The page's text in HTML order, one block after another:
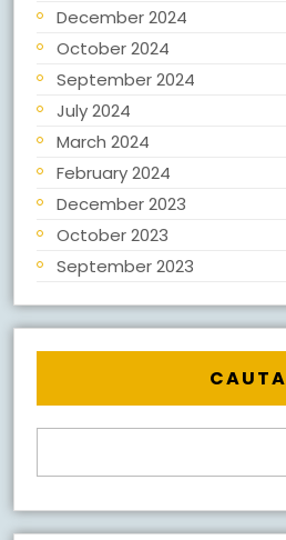
December 2024
October 2024
September 2024
July 2024
March 2024
February 2024
December 2023
October 2023
September 2023
CAUTA